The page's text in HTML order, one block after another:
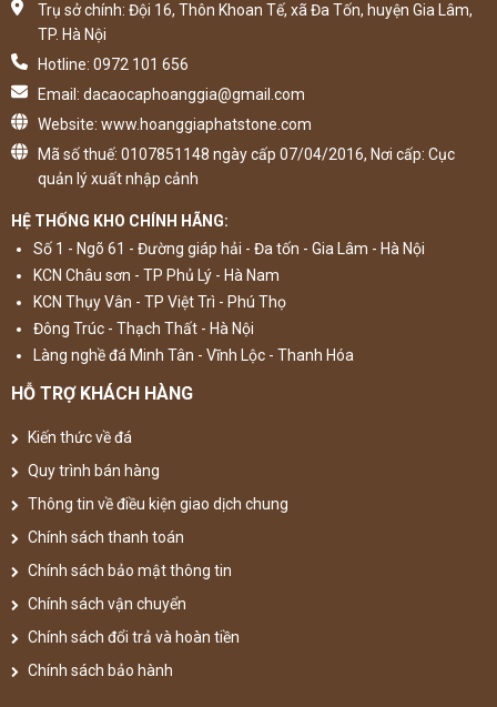
Trụ sở chính: Đội 16, Thôn Khoan Tế, xã Đa Tốn, huyện Gia Lâm,
TP. Hà Nội
Hotline: 0972 101 656
Email: dacaocaphoanggia@gmail.com
Website: www.hoanggiaphatstone.com
Mã số thuế: 0107851148 ngày cấp 07/04/2016, Nơi cấp: Cục
quản lý xuất nhập cảnh
HỆ THỐNG KHO CHÍNH HÃNG:
Số 1 - Ngõ 61 - Đường giáp hải - Đa tốn - Gia Lâm - Hà Nội
KCN Châu sơn - TP Phủ Lý - Hà Nam
KCN Thụy Vân - TP Việt Trì - Phú Thọ
Đông Trúc - Thạch Thất - Hà Nội
Làng nghề đá Minh Tân - Vĩnh Lộc - Thanh Hóa
HỖ TRỢ KHÁCH HÀNG
Kiến thức về đá
Quy trình bán hàng
Thông tin về điều kiện giao dịch chung
Chính sách thanh toán
Chính sách bảo mật thông tin
Chính sách vận chuyển
Chính sách đổi trả và hoàn tiền
Chính sách bảo hành